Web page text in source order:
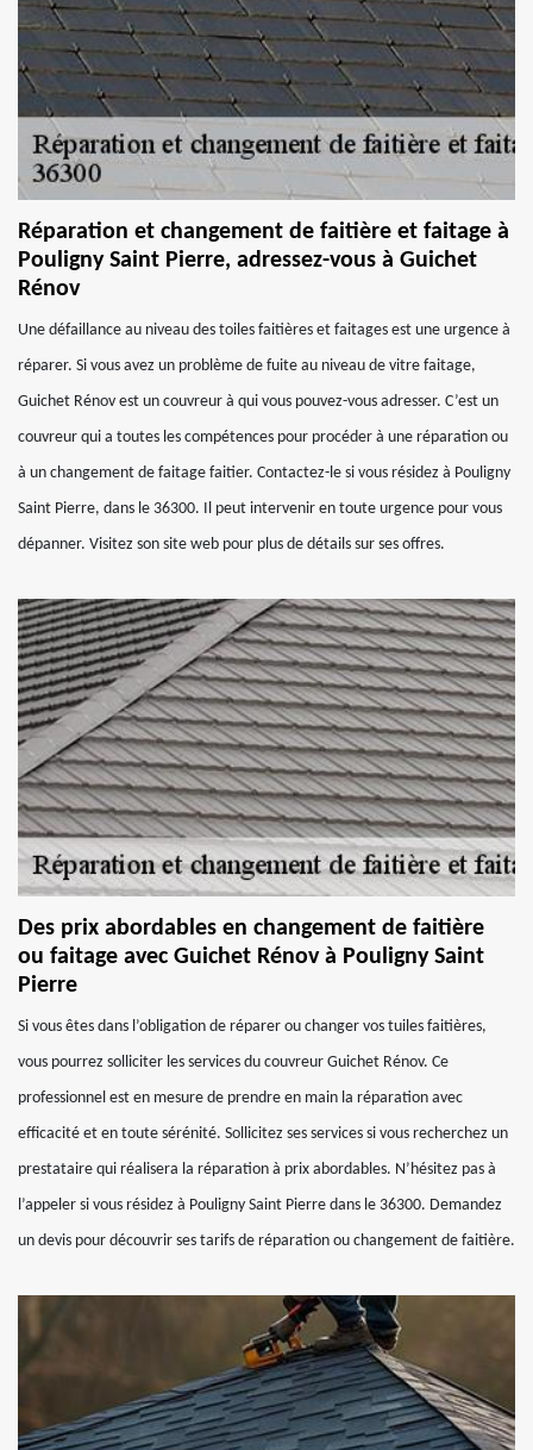
Réparation et changement de faitière et faitage à
Pouligny Saint Pierre, adressez-vous à Guichet
Rénov
Une défaillance au niveau des toiles faitières et faitages est une urgence à
réparer. Si vous avez un problème de fuite au niveau de vitre faitage,
Guichet Rénov est un couvreur à qui vous pouvez-vous adresser. C’est un
couvreur qui a toutes les compétences pour procéder à une réparation ou
à un changement de faitage faitier. Contactez-le si vous résidez à Pouligny
Saint Pierre, dans le 36300. Il peut intervenir en toute urgence pour vous
dépanner. Visitez son site web pour plus de détails sur ses offres.
Des prix abordables en changement de faitière
ou faitage avec Guichet Rénov à Pouligny Saint
Pierre
Si vous êtes dans l’obligation de réparer ou changer vos tuiles faitières,
vous pourrez solliciter les services du couvreur Guichet Rénov. Ce
professionnel est en mesure de prendre en main la réparation avec
efficacité et en toute sérénité. Sollicitez ses services si vous recherchez un
prestataire qui réalisera la réparation à prix abordables. N’hésitez pas à
l’appeler si vous résidez à Pouligny Saint Pierre dans le 36300. Demandez
un devis pour découvrir ses tarifs de réparation ou changement de faitière.